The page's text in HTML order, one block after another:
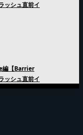
ッシュ直前イ
編【Barrier
ッシュ直前イ